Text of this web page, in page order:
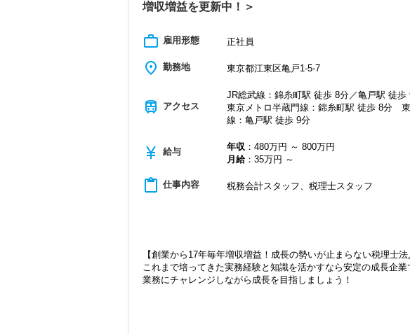
増収増益を更新中！＞
work_outline 雇用形態 正社員
place 勤務地 東京都江東区亀戸1-5-7
train アクセス
JR総武線：錦糸町駅 徒歩 8分／亀戸駅 徒歩
東京メトロ半蔵門線：錦糸町駅 徒歩 8分
線：亀戸駅 徒歩 9分
currency_yen 給与 年収 ：480万円 ～ 800万円
月給：35万円 ～
content_paste 仕事内容 税務会計スタッフ、税理士スタッフ
【創業から17年毎年増収増益！成長の勢いが止まらない税理士法
これまで培ってきた実務経験と知識を活かすなら安定の成長企
業務にチャレンジしながら成長を目指しましょう！